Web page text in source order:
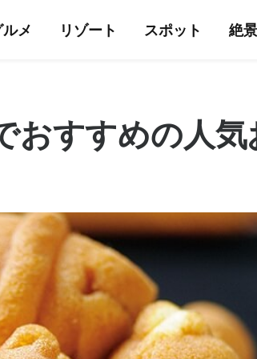
メ リゾート スポット 絶景
おすすめの人